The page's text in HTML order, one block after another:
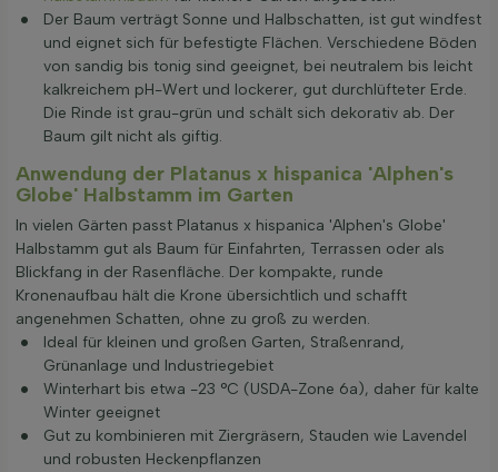
Der Baum verträgt Sonne und Halbschatten, ist gut windfest
und eignet sich für befestigte Flächen. Verschiedene Böden
von sandig bis tonig sind geeignet, bei neutralem bis leicht
kalkreichem pH-Wert und lockerer, gut durchlüfteter Erde.
Die Rinde ist grau-grün und schält sich dekorativ ab. Der
Baum gilt nicht als giftig.
Anwendung der Platanus x hispanica 'Alphen's
Globe' Halbstamm im Garten
In vielen Gärten passt Platanus x hispanica 'Alphen's Globe'
Halbstamm gut als Baum für Einfahrten, Terrassen oder als
Blickfang in der Rasenfläche. Der kompakte, runde
Kronenaufbau hält die Krone übersichtlich und schafft
angenehmen Schatten, ohne zu groß zu werden.
Ideal für kleinen und großen Garten, Straßenrand,
Grünanlage und Industriegebiet
Winterhart bis etwa -23 °C (USDA-Zone 6a), daher für kalte
Winter geeignet
Gut zu kombinieren mit Ziergräsern, Stauden wie Lavendel
und robusten Heckenpflanzen